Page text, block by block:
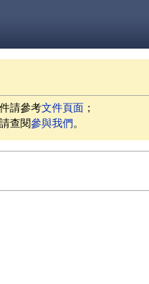
請參考文件頁面 ；
查閱參與我們。